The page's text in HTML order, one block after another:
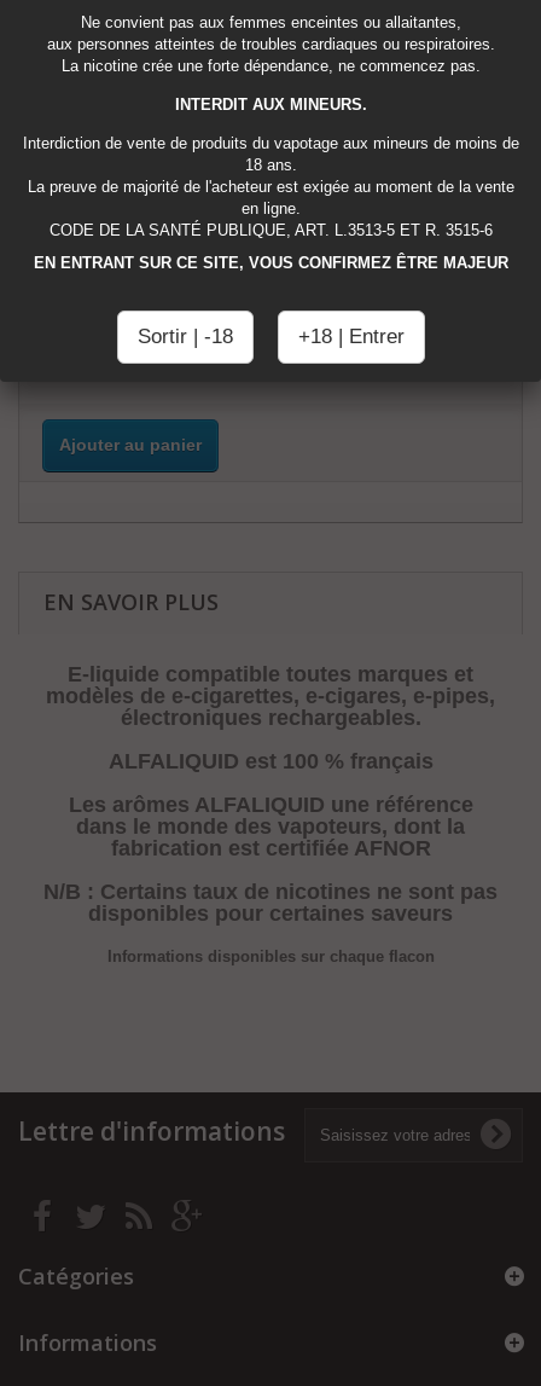
Imprimer
2,95 €TTC
03mg 06mg 12mg 16mg
Ajouter au panier
EN SAVOIR PLUS
E-liquide compatible toutes marques et
modèles de e-cigarettes, e-cigares, e-pipes,
électroniques rechargeables.
ALFALIQUID est 100 % français
Les arômes ALFALIQUID une référence
dans le monde des vapoteurs, dont la
fabrication est certifiée AFNOR
N/B : Certains taux de nicotines ne sont pas
disponibles pour certaines saveurs
Informations disponibles sur chaque flacon
Lettre d'informations
Catégories
Informations
Ne convient pas aux femmes enceintes ou allaitantes,
aux personnes atteintes de troubles cardiaques ou respiratoires.
La nicotine crée une forte dépendance, ne commencez pas.
INTERDIT AUX MINEURS.
Interdiction de vente de produits du vapotage aux mineurs de moins de
18 ans.
La preuve de majorité de l'acheteur est exigée au moment de la vente
en ligne.
CODE DE LA SANTÉ PUBLIQUE, ART. L.3513-5 ET R. 3515-6
EN ENTRANT SUR CE SITE, VOUS CONFIRMEZ ÊTRE MAJEUR
Sortir | -18 +18 | Entrer